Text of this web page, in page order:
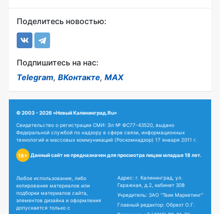
Поделитесь новостью:
Подпишитесь на нас:
Telegram, ВКонтакте, MAX
© 2003 - 2026 «Новый Калининград.Ru»
Свидетельство о регистрации СМИ: Эл № ФС77-43520, выдано
Федеральной службой по надзору в сфере связи, информационных
технологий и массовых коммуникаций (Роскомнадзор) 17 января 2011 г.
18+ Данный сайт не предназначен для просмотра лицам младше 18 лет.
Любое использование, либо
копирование материалов или
подборки материалов сайта,
элементов дизайна и оформления
допускается только с
Адрес: г. Калининград, ул.
Гаражная, д.2, кабинет 308
Учредитель: ЗАО "Твик Маркетинг"
Главный редактор: Обрехт О.Г.